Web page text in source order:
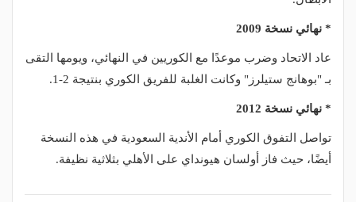
* نهائي نسخة 2009
عاد الاتحاد وضرب موعدًا مع الكوريين في النهائي، ويومها التقى
بـ "بوهانج ستيلرز" وكانت الغلبة للفريق الكوري بنتيجة 2-1.
* نهائي نسخة 2012
تواصل التفوق الكوري أمام الأندية السعودية في هذه النسخة
أيضًا، حيث فاز أولسان هيونداي على الأهلي بثلاثية نظيفة.